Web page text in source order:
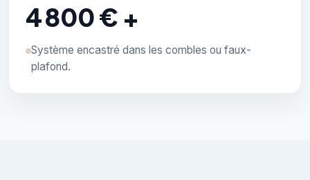
4 800 € +
Système encastré dans les combles ou faux-
plafond.